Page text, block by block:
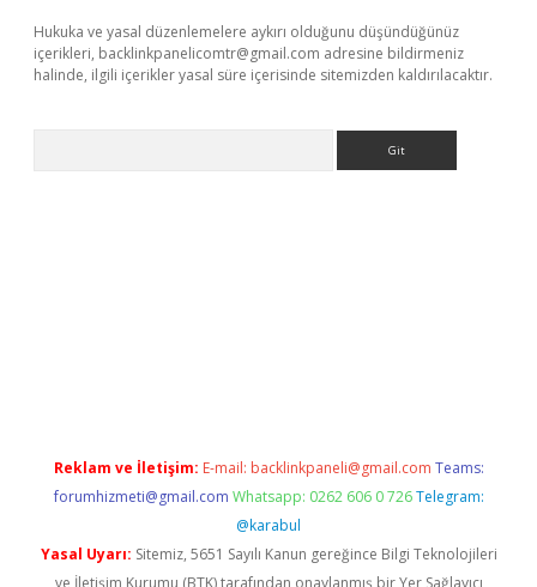
Hukuka ve yasal düzenlemelere aykırı olduğunu düşündüğünüz
içerikleri, backlinkpanelicomtr@gmail.com adresine bildirmeniz
halinde, ilgili içerikler yasal süre içerisinde sitemizden kaldırılacaktır.
Reklam ve İletişim: E-mail: backlinkpaneli@gmail.com Teams:
forumhizmeti@gmail.com Whatsapp: 0262 606 0 726 Telegram:
@karabul
Yasal Uyarı: Sitemiz, 5651 Sayılı Kanun gereğince Bilgi Teknolojileri
ve İletişim Kurumu (BTK) tarafından onaylanmış bir Yer Sağlayıcı